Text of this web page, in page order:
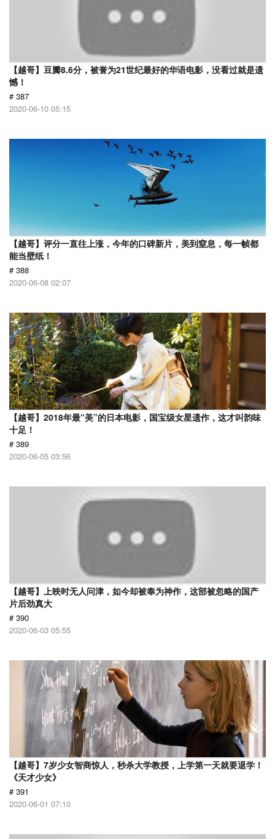
【越哥】豆瓣8.6分，被誉为21世纪最好的华语电影，没看过就是遗
憾！
# 387
2020-06-10 05:15
【越哥】评分一直往上涨，今年的口碑新片，美到窒息，每一帧都
能当壁纸！
# 388
2020-06-08 02:07
【越哥】2018年最“美”的日本电影，国宝级女星遗作，这才叫韵味
十足！
# 389
2020-06-05 03:56
【越哥】上映时无人问津，如今却被奉为神作，这部被忽略的国产
片后劲真大
# 390
2020-06-03 05:55
【越哥】7岁少女智商惊人，秒杀大学教授，上学第一天就要退学！
《天才少女》
# 391
2020-06-01 07:10